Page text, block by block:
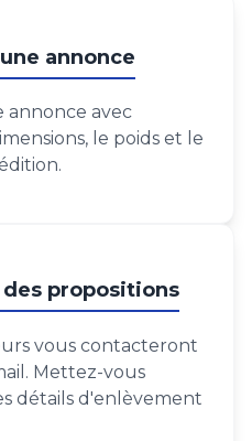
annonce
annonce avec
le poids et le
des propositions
vous contacteront
Mettez-vous
détails d'enlèvement